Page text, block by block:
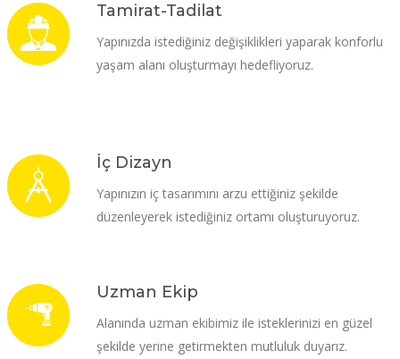
Tamirat-Tadilat
Yapınızda istediğiniz değişiklikleri yaparak konforlu
yaşam alanı oluşturmayı hedefliyoruz.
İç Dizayn
Yapınızın iç tasarımını arzu ettiğiniz şekilde
düzenleyerek istediğiniz ortamı oluşturuyoruz.
Uzman Ekip
Alanında uzman ekibimiz ile isteklerinizi en güzel
şekilde yerine getirmekten mutluluk duyarız.